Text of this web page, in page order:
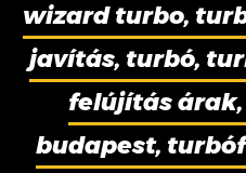
wizard turbo,
javítás, turbó,
felújítás
budapest,